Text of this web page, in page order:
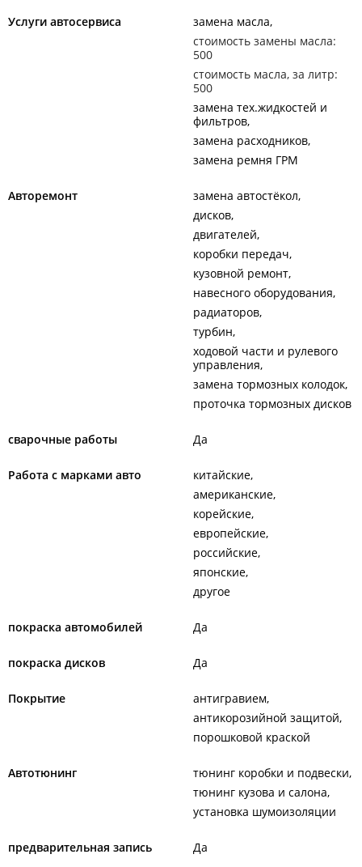
Услуги автосервиса
замена масла
стоимость замены масла:
500
стоимость масла, за литр:
500
замена тех.жидкостей и
фильтров
замена расходников
замена ремня ГРМ
Авторемонт
замена автостёкол
дисков
двигателей
коробки передач
кузовной ремонт
навесного оборудования
радиаторов
турбин
ходовой части и рулевого
управления
замена тормозных колодок
проточка тормозных дисков
сварочные работы Да
Работа с марками авто
китайские
американские
корейские
европейские
российские
японские
другое
покраска автомобилей Да
покраска дисков Да
Покрытие
антигравием
антикорозийной защитой
порошковой краской
Автотюнинг
тюнинг коробки и подвески
тюнинг кузова и салона
установка шумоизоляции
предварительная запись Да